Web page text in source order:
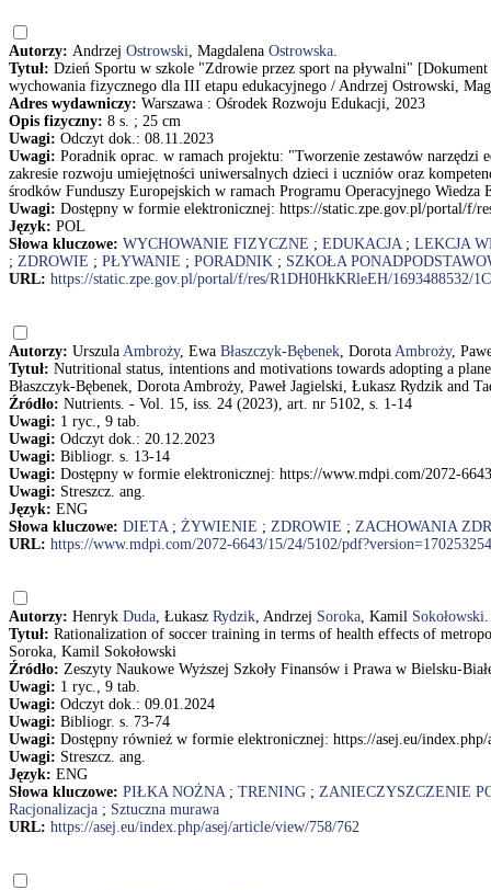
Autorzy: Andrzej Ostrowski, Magdalena Ostrowska.
Tytuł: Dzień Sportu w szkole "Zdrowie przez sport na pływalni"
wychowania fizycznego dla III etapu edukacyjnego / Andrzej Ostrowski,
Adres wydawniczy: Warszawa : Ośrodek Rozwoju Edukacji, 2023
Opis fizyczny: 8 s. ; 25 cm
Uwagi: Odczyt dok.: 08.11.2023
Uwagi: Poradnik oprac. w ramach projektu: "Tworzenie zestawów narzędzi
zakresie rozwoju umiejętności uniwersalnych dzieci i uczniów oraz
środków Funduszy Europejskich w ramach Programu Operacyjnego
Uwagi: Dostępny w formie elektronicznej: https://static.zpe.gov.pl/portal/f/
Język: POL
Słowa kluczowe: WYCHOWANIE FIZYCZNE ; EDUKACJA; LEKCJA
; ZDROWIE ; PŁYWANIE ; PORADNIK ; SZKOŁA
URL: https://static.zpe.gov.pl/portal/f/res/R1DH0HkKRleEH/1693488532/
Autorzy: Urszula Ambroży, Ewa Błaszczyk-Bębenek, Dorota Ambroży,
Tytuł: Nutritional status, intentions and motivations towards adopting a
Błaszczyk-Bębenek, Dorota Ambroży, Paweł Jagielski, Łukasz Rydzik and
Źródło: Nutrients. - Vol. 15, iss. 24 (2023), art. nr 5102, s. 1-14
Uwagi: 1 ryc., 9 tab.
Uwagi: Odczyt dok.: 20.12.2023
Uwagi: Bibliogr. s. 13-14
Uwagi: Dostępny w formie elektronicznej: https://www.mdpi.com/2072-
Uwagi: Streszcz. ang.
Język: ENG
Słowa kluczowe: DIETA; ŻYWIENIE ; ZDROWIE ; ZACHOWANIA
URL: https://www.mdpi.com/2072-6643/15/24/5102/
Autorzy: Henryk Duda, Łukasz Rydzik, Andrzej Soroka, Kamil Sokołowski.
Tytuł: Rationalization of soccer training in terms of health effects of
Soroka, Kamil Sokołowski
Źródło: Zeszyty Naukowe Wyższej Szkoły Finansów i Prawa w Bielsku-
Uwagi: 1 ryc., 9 tab.
Uwagi: Odczyt dok.: 09.01.2024
Uwagi: Bibliogr. s. 73-74
Uwagi: Dostępny również w formie elektronicznej: https://asej.eu/
Uwagi: Streszcz. ang.
Język: ENG
Słowa kluczowe: PIŁKA NOŻNA; TRENING ; ZANIECZYSZCZENIE
Racjonalizacja ; Sztuczna murawa
URL: https://asej.eu/index.php/asej/article/view/758/762